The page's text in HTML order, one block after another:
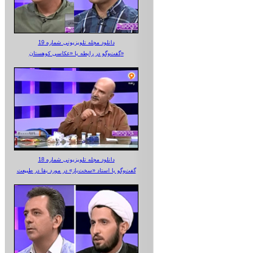
دانلود مجله تلویزیونی شماره 19
گفت‌وگو در رابطه با «عکاسی کوهستان»
دانلود مجله تلویزیونی شماره 18
گفت‌وگو با استاد «سخت‌باز» در مورد بقا در طبیعت